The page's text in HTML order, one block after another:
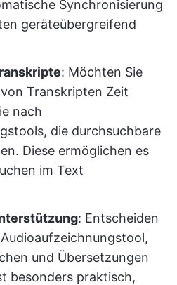
Synchronisierung
geräteübergreifend
: Möchten Sie
Transkripten Zeit
nach
die durchsuchbare
Diese ermöglichen es
im Text
: Entscheiden
und Übersetzungen
besonders praktisch,